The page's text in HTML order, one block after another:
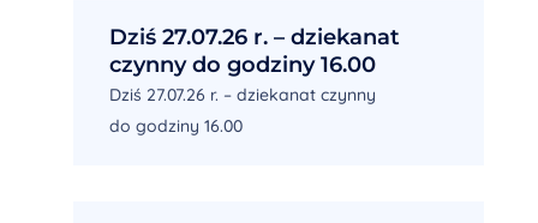
Dziś 27.07.26 r. – dziekanat
czynny do godziny 16.00
Dziś 27.07.26 r. – dziekanat czynny
do godziny 16.00